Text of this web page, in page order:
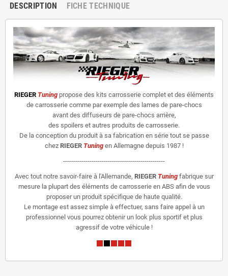
DESCRIPTION FICHE TECHNIQUE
RIEGER Tuning propose des kits carrosserie complet et des éléments
de carrosserie comme par exemple des lames de pare-chocs
avant des diffuseurs de pare-chocs arrière,
des spoilers et autres produits de carrosserie.
De la conception du produit à sa fabrication en série tout se passe
chez RIEGER Tuningen Allemagne depuis 1987 !
--------------------------------------------------
Avec tout notre savoir-faire à l'Allemande, RIEGER Tuning fabrique sur
mesure la plupart des éléments de carrosserie en ABS afin de vous
proposer un produit spécifique de haute qualité.
Le montage est assez simple à effectuer, sans faire appel à un
professionnel vous pourrez obtenir un look plus sportif et plus
agressif de votre véhicule !